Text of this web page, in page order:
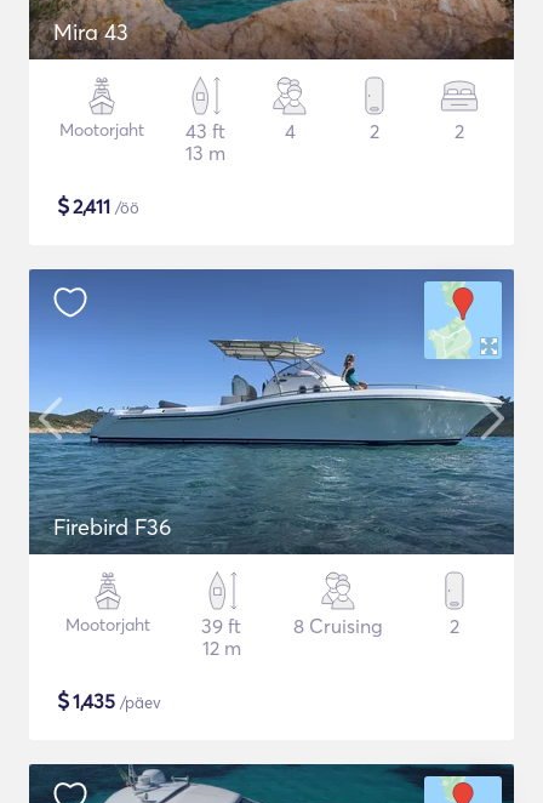
Mira 43
Mootorjaht
43 ft
13 m
4 2 2
$2,411 /öö
Firebird F36
Mootorjaht
39 ft
12 m
8 Cruising 2
$1,435 /päev